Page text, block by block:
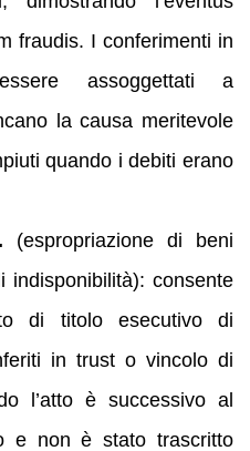
fraudis. I conferimenti in
assoggettati a
la causa meritevole
quando i debiti erano
(espropriazione di beni
indisponibilità): consente
di titolo esecutivo di
in trust o vincolo di
l’atto è successivo al
e non è stato trascritto